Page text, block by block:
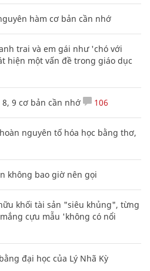
hàm cơ bản cần nhớ
trai và em gái như 'chó với
hiện một vấn đề trong giáo dục
9 cơ bản cần nhớ 106
nguyên tố hóa học bằng thơ,
không bao giờ nên gọi
khối tài sản "siêu khủng", từng
cựu mẫu 'không có nổi
đại học của Lý Nhã Kỳ